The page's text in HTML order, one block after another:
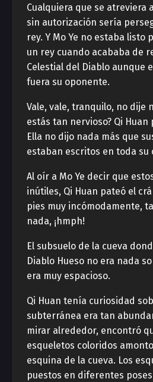
Cualquiera que se atreviera
sin autorización sería
rey. Y Mo Ye no estaba listo
un rey cuando acababa de
Celestial del Diablo aunque
fuera su oponente.
Vale, vale, tranquilo, no dije
estás tan nervioso? Qi
Ella no dijo nada más que
estaban escritos en toda su
Al oír a Mo Ye decir que
inútiles, Qi Huan pateó el
pies muy incómodamente,
nada, ¡hmph!
El subsuelo de la cueva
Diablo Hueso no era nada
era muy espacioso.
Qi Huan tenía curiosidad
subterránea era tan
mirar alrededor, encontró
esqueletos coloridos
esquina de la cueva. Los
puestos en diferentes